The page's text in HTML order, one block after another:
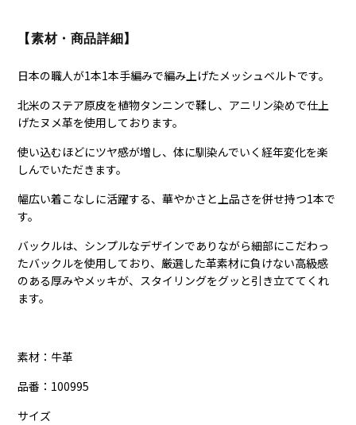
【素材・商品詳細】
日本の職人が1本1本手編みで編み上げたメッシュベルトです。
北米のステア原皮を植物タンニンで鞣し、アニリン染めで仕上
げたヌメ革を使用しております。
使い込むほどにツヤ感が増し、体に馴染んでいく経年変化を楽
しんでいただきます。
幅広い着こなしに活躍する、華やかさと上品さを併せ持つ1本で
す。
バックルは、シンプルなデザインでありながら細部にこだわっ
たバックルを使用しており、厳選した革素材に負けない高級感
のある厚みやメッキが、スタイリングをグッと引き立ててくれ
ます。
素材：牛革
品番： 100995
サイズ